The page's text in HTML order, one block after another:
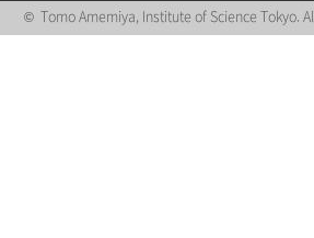
© Tomo Amemiya, Institute of Science Tokyo.